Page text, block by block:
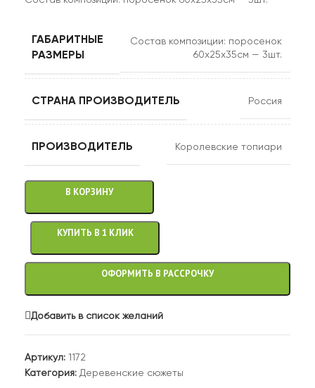
ГАБАРИТНЫЕ
РАЗМЕРЫ
Состав композиции: поросенок
60х25х35см — 3шт.
СТРАНА ПРОИЗВОДИТЕЛЬ Россия
ПРОИЗВОДИТЕЛЬ Королевские топиари
В КОРЗИНУ
КУПИТЬ В 1 КЛИК
ОФОРМИТЬ В РАССРОЧКУ
Добавить в список желаний
Артикул: 1172
Категория: Деревенские сюжеты